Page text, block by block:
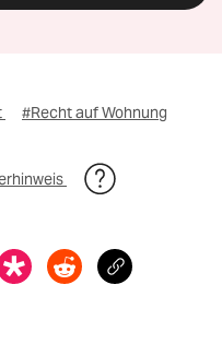
#Recht auf Wohnung